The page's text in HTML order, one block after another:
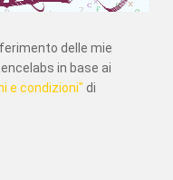
delle mie
in base ai
e condizioni" di